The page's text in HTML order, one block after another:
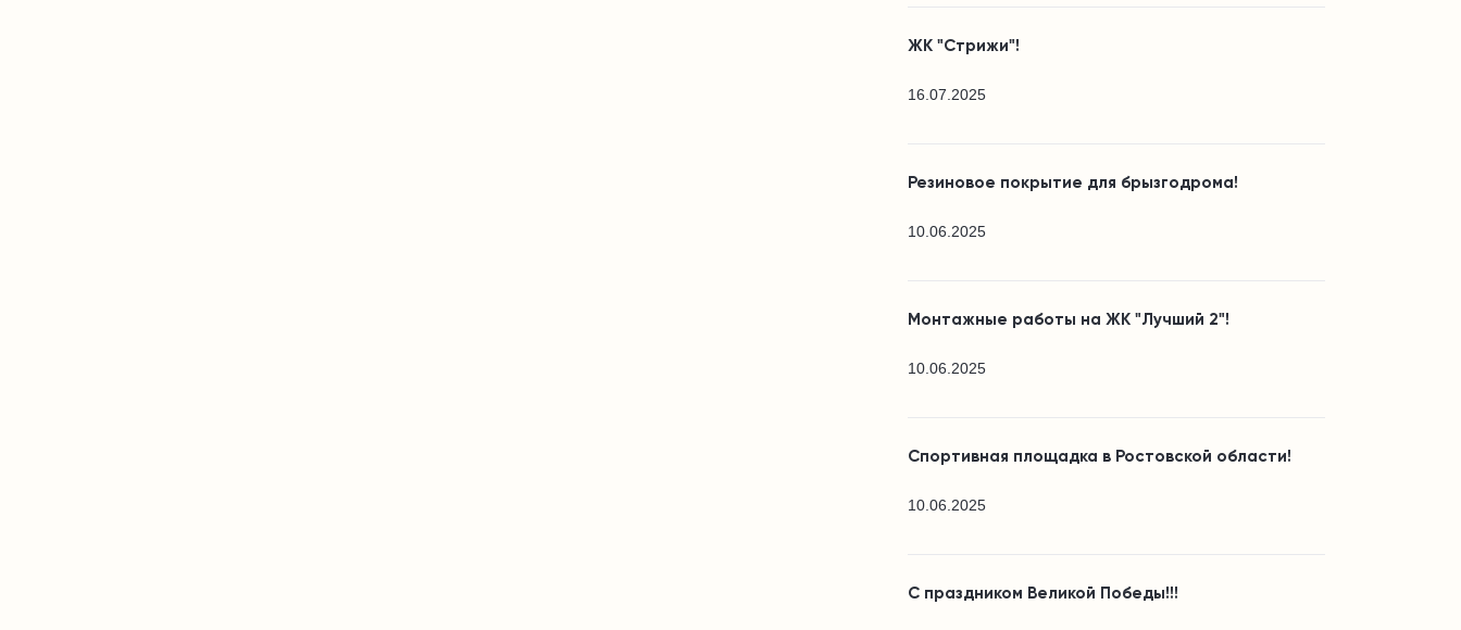
ЖК "Стрижи"!
16.07.2025
Резиновое покрытие для брызгодрома!
10.06.2025
Монтажные работы на ЖК "Лучший 2"!
10.06.2025
Спортивная площадка в Ростовской области!
10.06.2025
С праздником Великой Победы!!!